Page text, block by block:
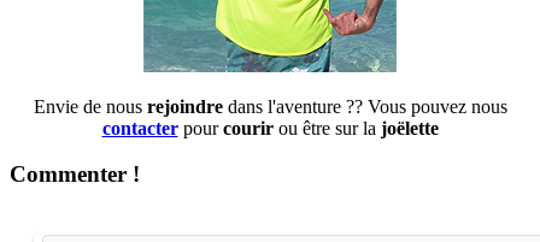
Envie de nous rejoindre dans l'aventure ?? Vous pouvez nous
contacterpourcourir ou être sur la joëlette
Commenter !